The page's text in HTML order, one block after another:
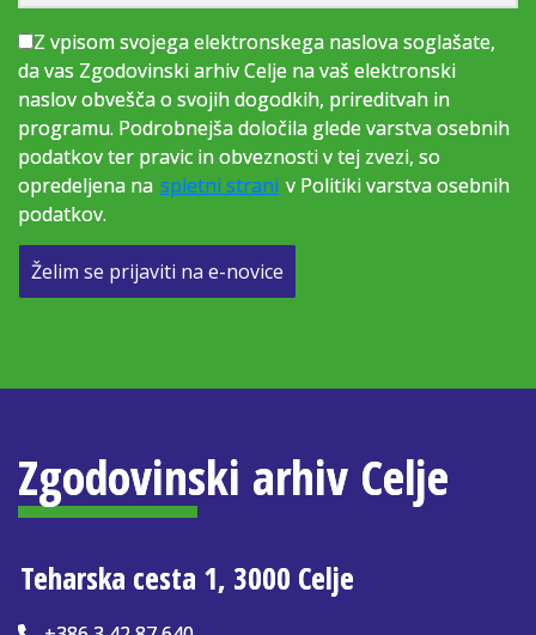
Z vpisom svojega elektronskega naslova soglašate,
da vas Zgodovinski arhiv Celje na vaš elektronski
naslov obvešča o svojih dogodkih, prireditvah in
programu. Podrobnejša določila glede varstva osebnih
podatkov ter pravic in obveznosti v tej zvezi, so
opredeljena na spletni strani v Politiki varstva osebnih
podatkov.
Želim se prijaviti na e-novice
Zgodovinski arhiv Celje
Teharska cesta 1, 3000 Celje